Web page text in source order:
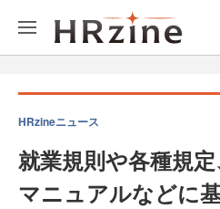
HRzineニュース
就業規則や各種規
マニュアルなどに